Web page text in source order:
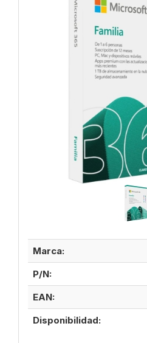
Marca:
P/N:
EAN:
Disponibilidad: